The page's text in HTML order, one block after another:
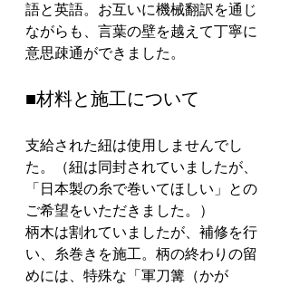
語と英語。お互いに機械翻訳を通じ
ながらも、言葉の壁を越えて丁寧に
意思疎通ができました。
■材料と施工について
支給された紐は使用しませんでし
た。（紐は同封されていましたが、
「日本製の糸で巻いてほしい」との
ご希望をいただきました。）
柄木は割れていましたが、補修を行
い、糸巻きを施工。柄の終わりの留
めには、特殊な「軍刀篝（かが